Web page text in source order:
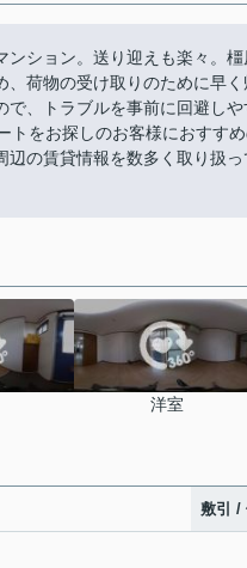
ンション。送り迎えも楽々。
、荷物の受け取りのために早
で、トラブルを事前に回避し
トをお探しのお客様におすす
辺の賃貸情報を数多く取り扱
洋室
敷引 /